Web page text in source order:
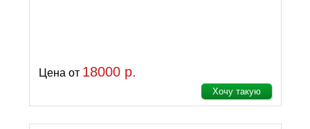
Цена от 18000 р.
Хочу такую